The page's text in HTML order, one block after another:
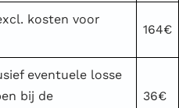
kosten voor
164€
eventuele losse
bij de
36€